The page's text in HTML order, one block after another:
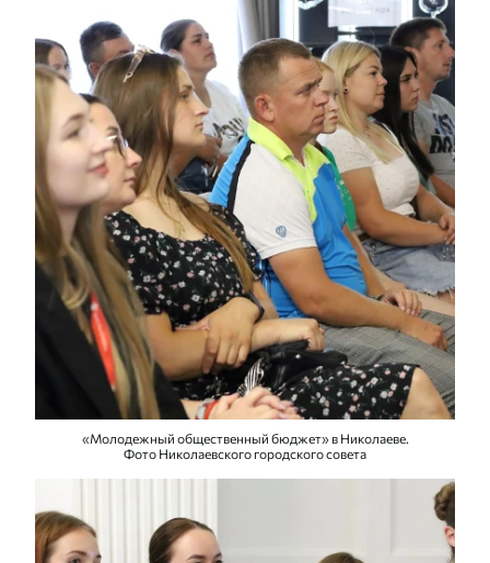
«Молодежный общественный бюджет» в Николаеве.
Фото Николаевского городского совета